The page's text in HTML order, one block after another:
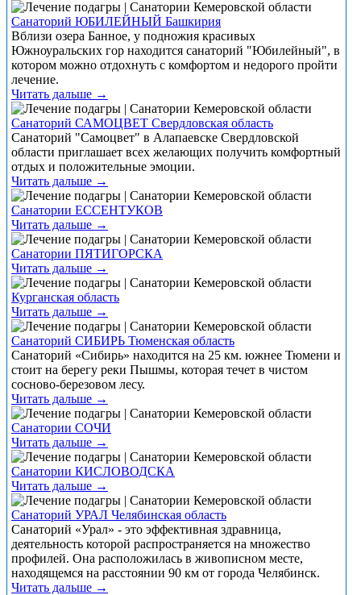
Санаторий ЮБИЛЕЙНЫЙ Башкирия
Вблизи озера Банное, у подножия красивых
Южноуральских гор находится санаторий "Юбилейный", в
котором можно отдохнуть с комфортом и недорого пройти
лечение.
Читать дальше →
Санаторий САМОЦВЕТ Свердловская область
Санаторий "Самоцвет" в Алапаевске Свердловской
области приглашает всех желающих получить комфортный
отдых и положительные эмоции.
Читать дальше →
Санатории ЕССЕНТУКОВ
Читать дальше →
Санатории ПЯТИГОРСКА
Читать дальше →
Курганская область
Читать дальше →
Санаторий СИБИРЬ Тюменская область
Санаторий «Сибирь» находится на 25 км. южнее Тюмени и
стоит на берегу реки Пышмы, которая течет в чистом
сосново-березовом лесу.
Читать дальше →
Санатории СОЧИ
Читать дальше →
Санатории КИСЛОВОДСКА
Читать дальше →
Санаторий УРАЛ Челябинская область
Санаторий «Урал» - это эффективная здравница,
деятельность которой распространяется на множество
профилей. Она расположилась в живописном месте,
находящемся на расстоянии 90 км от города Челябинск.
Читать дальше →